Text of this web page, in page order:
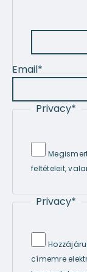
Email*
Privacy*
feltételeit,
Privacy*
címemre